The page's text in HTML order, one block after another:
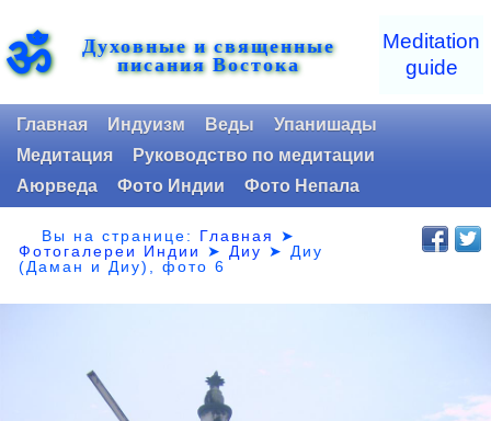
ॐ Духовные и священные
писания Востока
Meditation
guide
Главная Индуизм Веды
Упанишады
Медитация
Руководство по медитации
Аюрведа
Фото Индии Фото Непала
Вы на странице: Главная
➤
Фотогалереи Индии
➤ Диу ➤ Диу
(Даман и Диу), фото 6